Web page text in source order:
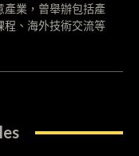
產業，曾舉辦包括產
程、海外技術交流等